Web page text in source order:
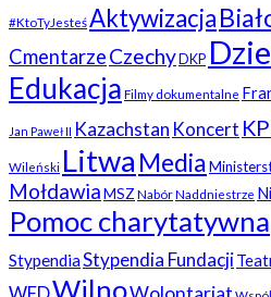
#KtoTyJesteśAktywizacja
CmentarzeCzechy DKP
Edukacja Filmy dokumentalne
Jan Paweł II Kazachstan Koncert
Wileński Litwa Media
MołdawiaMSZ NabórNaddniestrze
Pomoc charytatywna
StypendiaStypendia Fundacji
Wilno